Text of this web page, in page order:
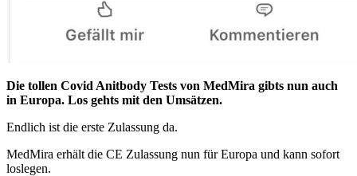
Die tollen Covid Anitbody Tests von MedMira gibts nun auch
in Europa. Los gehts mit den Umsätzen.
Endlich ist die erste Zulassung da.
MedMira erhält die CE Zulassung nun für Europa und kann sofort
loslegen.